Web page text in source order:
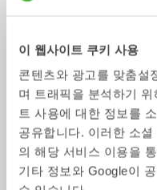
이 웹사이트 쿠키 사용
콘텐츠와 광고를 맞춤설
며 트래픽을 분석하기
트 사용에 대한 정보를
공유합니다. 이러한 소
의 해당 서비스 이용을
기타 정보와 Google이